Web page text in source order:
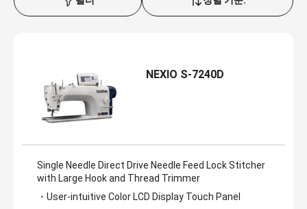
NEXIO S-7240D
Single Needle Direct Drive Needle Feed Lock Stitcher
with Large Hook and Thread Trimmer
・User-intuitive Color LCD Display Touch Panel